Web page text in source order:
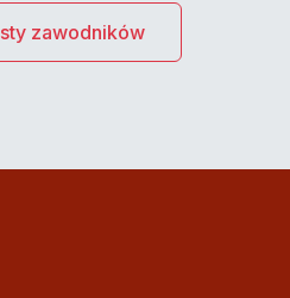
zawodników